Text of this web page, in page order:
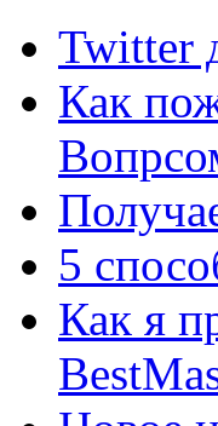
Twitter
Как
5
Как я